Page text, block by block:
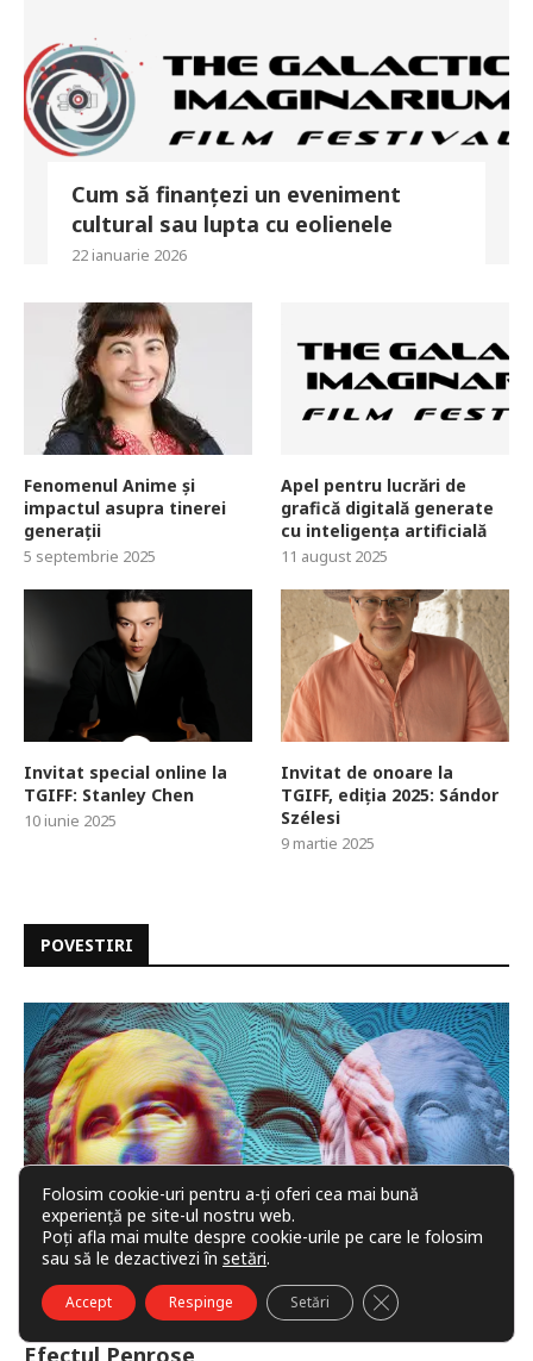
Cum să finanțezi un eveniment
cultural sau lupta cu eolienele
22 ianuarie 2026
Fenomenul Anime și
impactul asupra tinerei
generații
5 septembrie 2025
Apel pentru lucrări de
grafică digitală generate
cu inteligența artificială
11 august 2025
Invitat special online la
TGIFF: Stanley Chen
10 iunie 2025
Invitat de onoare la
TGIFF, ediția 2025: Sándor
Szélesi
9 martie 2025
POVESTIRI
Efectul Penrose
Folosim cookie-uri pentru a-ți oferi cea mai bună
experiență pe site-ul nostru web.
Poți afla mai multe despre cookie-urile pe care le folosim
sau să le dezactivezi în setări.
Accept Respinge Setări CLOSE GDPR